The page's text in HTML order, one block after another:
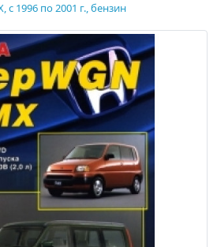
с 1996 по 2001 г., бензин